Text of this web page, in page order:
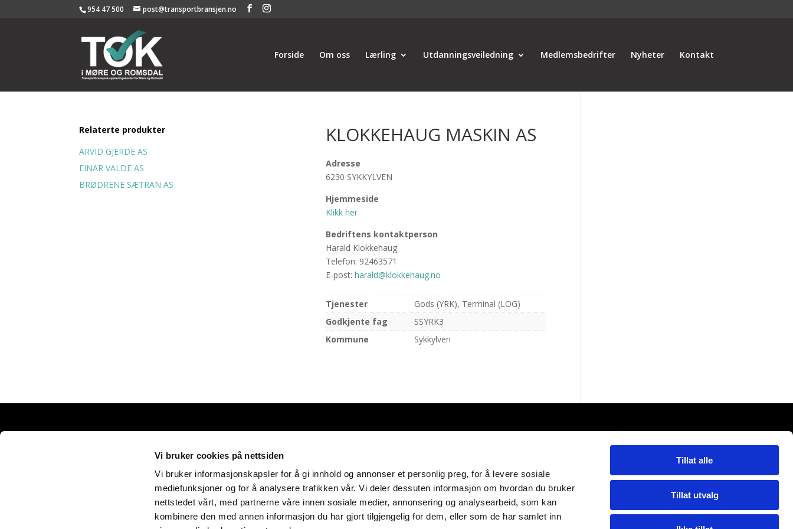
Vi bruker cookies på nettsiden
Vi bruker informasjonskapsler for å gi innhold og annonser et personlig preg, for å levere sosiale
mediefunksjoner og for å analysere trafikken vår. Vi deler dessuten informasjon om hvordan du bruker
nettstedet vårt, med partnerne våre innen sosiale medier, annonsering og analysearbeid, som kan
kombinere den med annen informasjon du har gjort tilgjengelig for dem, eller som de har samlet inn
Tillat alle
Tillat utvalg
954 47 500 post@transportbransjen.no
Forside Om oss Lærling Utdanningsveiledning Medlemsbedrifter Nyheter Kontakt
Relaterte produkter
ARVID GJERDE AS
EINAR VALDE AS
BRØDRENE SÆTRAN AS
KLOKKEHAUG MASKIN AS
Adresse
6230 SYKKYLVEN
Hjemmeside
Klikk her
Bedriftens kontaktperson
Harald Klokkehaug
Telefon: 92463571
E-post: harald@klokkehaug.no
Tjenester
Gods (YRK), Terminal (LOG)
Godkjente fag
SSYRK3
Kommune
Sykkylven
Cookies-erklæring
Laget av BK onCode